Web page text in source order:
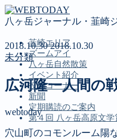
八ヶ岳ジャーナル・韮崎
韮崎エリア
ズームアイ
八ヶ岳自然散策
イベント紹介
投稿コーナー
新聞
定期購読のご案内
第４回 八ヶ岳高原文学
2018.10.302018.10.30
未分類
広河隆一人間の
webtoday
穴山町のコモンルーム陽